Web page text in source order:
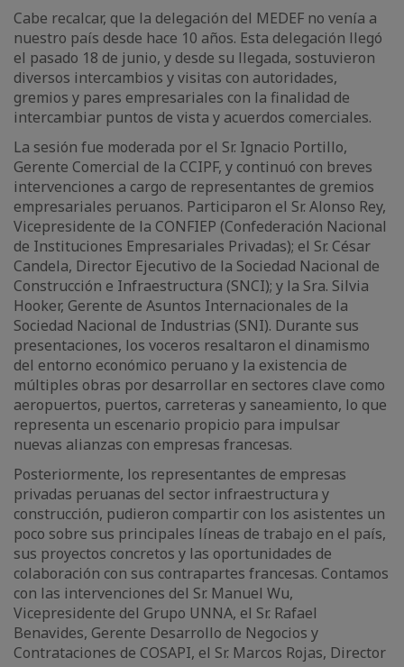
Cabe recalcar, que la delegación del MEDEF no venía a
nuestro país desde hace 10 años. Esta delegación llegó
el pasado 18 de junio, y desde su llegada, sostuvieron
diversos intercambios y visitas con autoridades,
gremios y pares empresariales con la finalidad de
intercambiar puntos de vista y acuerdos comerciales.
La sesión fue moderada por el Sr. Ignacio Portillo,
Gerente Comercial de la CCIPF, y continuó con breves
intervenciones a cargo de representantes de gremios
empresariales peruanos. Participaron el Sr. Alonso Rey,
Vicepresidente de la CONFIEP (Confederación Nacional
de Instituciones Empresariales Privadas); el Sr. César
Candela, Director Ejecutivo de la Sociedad Nacional de
Construcción e Infraestructura (SNCI); y la Sra. Silvia
Hooker, Gerente de Asuntos Internacionales de la
Sociedad Nacional de Industrias (SNI). Durante sus
presentaciones, los voceros resaltaron el dinamismo
del entorno económico peruano y la existencia de
múltiples obras por desarrollar en sectores clave como
aeropuertos, puertos, carreteras y saneamiento, lo que
representa un escenario propicio para impulsar
nuevas alianzas con empresas francesas.
Posteriormente, los representantes de empresas
privadas peruanas del sector infraestructura y
construcción, pudieron compartir con los asistentes un
poco sobre sus principales líneas de trabajo en el país,
sus proyectos concretos y las oportunidades de
colaboración con sus contrapartes francesas. Contamos
con las intervenciones del Sr. Manuel Wu,
Vicepresidente del Grupo UNNA, el Sr. Rafael
Benavides, Gerente Desarrollo de Negocios y
Contrataciones de COSAPI, el Sr. Marcos Rojas, Director